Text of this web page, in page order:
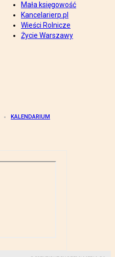
Mała księgowość
Kancelarierp.pl
Wieści Rolnicze
Życie Warszawy
KALENDARIUM